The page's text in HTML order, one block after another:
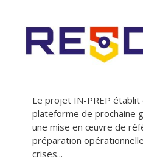
Le projet IN-PREP
plateforme de prochaine
une mise en œuvre de
préparation
crises...